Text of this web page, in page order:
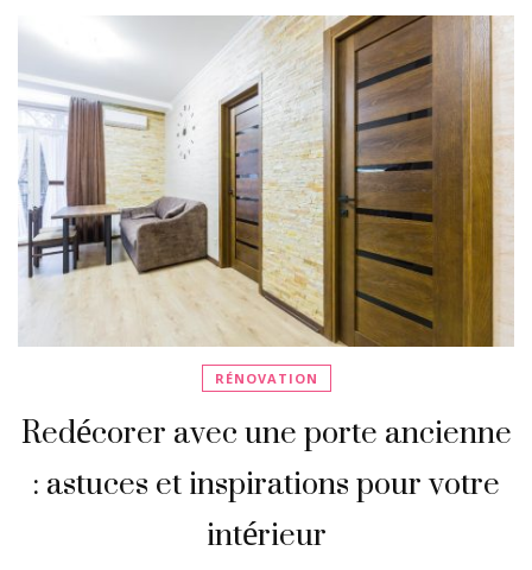
RÉNOVATION
Redécorer avec une porte ancienne
: astuces et inspirations pour votre
intérieur